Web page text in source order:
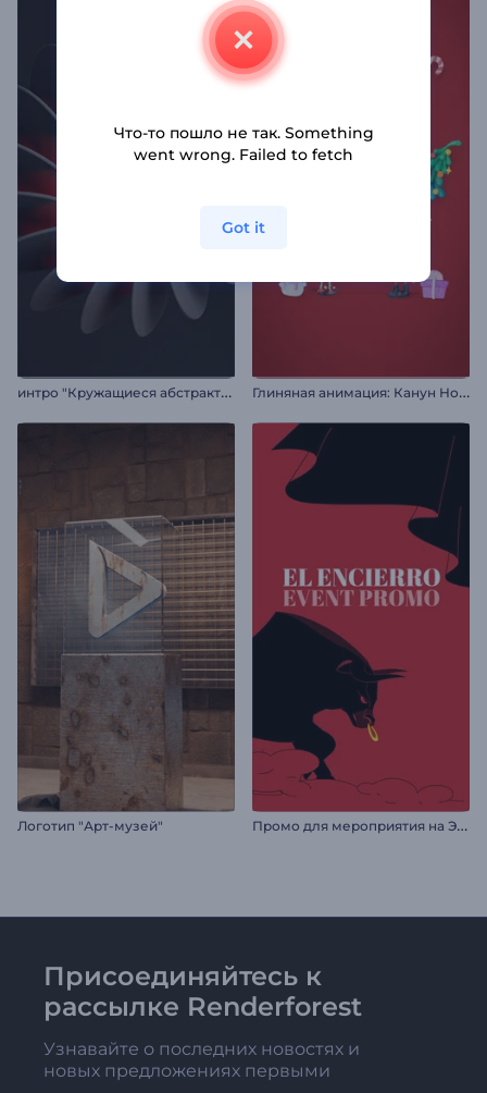
и
нтро "Кружащиеся абстрактные фигуры" Г
линяная анимация: Канун Нового года
Логотип "Арт-музей" П
ромо для мероприятия на Эль Энсьерро
Присоединяйтесь к
рассылке Renderforest
Узнавайте о последних новостях и
новых предложениях первыми
Что-то пошло не так. Something
went wrong. Failed to fetch
Got it